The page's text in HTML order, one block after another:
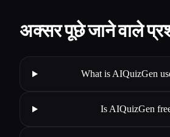
अक्सर पूछे जाने वाले
What is AIQuizGen
Is AIQuizGen